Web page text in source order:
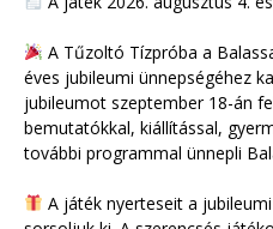
A Tűzoltó Tízpróba a
éves jubileumi ünnepségéhez
jubileumot szeptember 18-án
bemutatókkal, kiállítással,
további programmal ünnepli
A játék nyerteseit a